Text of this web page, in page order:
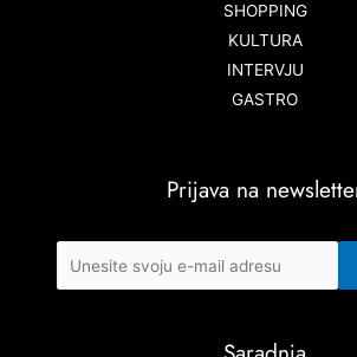
SHOPPING
KULTURA
INTERVJU
GASTRO
Prijava na